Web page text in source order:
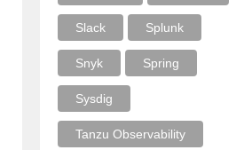
Slack Splunk
Snyk Spring
Sysdig
Tanzu Observability